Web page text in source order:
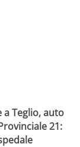
Teglio, auto
21: